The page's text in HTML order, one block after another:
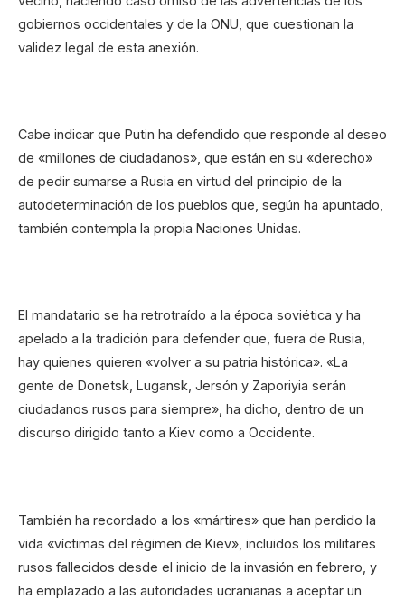
gobiernos occidentales y de la ONU, que cuestionan la
validez legal de esta anexión.
Cabe indicar que Putin ha defendido que responde al deseo
de «millones de ciudadanos», que están en su «derecho»
de pedir sumarse a Rusia en virtud del principio de la
autodeterminación de los pueblos que, según ha apuntado,
también contempla la propia Naciones Unidas.
El mandatario se ha retrotraído a la época soviética y ha
apelado a la tradición para defender que, fuera de Rusia,
hay quienes quieren «volver a su patria histórica». «La
gente de Donetsk, Lugansk, Jersón y Zaporiyia serán
ciudadanos rusos para siempre», ha dicho, dentro de un
discurso dirigido tanto a Kiev como a Occidente.
También ha recordado a los «mártires» que han perdido la
vida «víctimas del régimen de Kiev», incluidos los militares
rusos fallecidos desde el inicio de la invasión en febrero, y
ha emplazado a las autoridades ucranianas a aceptar un